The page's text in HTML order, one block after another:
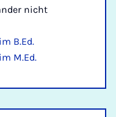
nicht
B.Ed.
M.Ed.